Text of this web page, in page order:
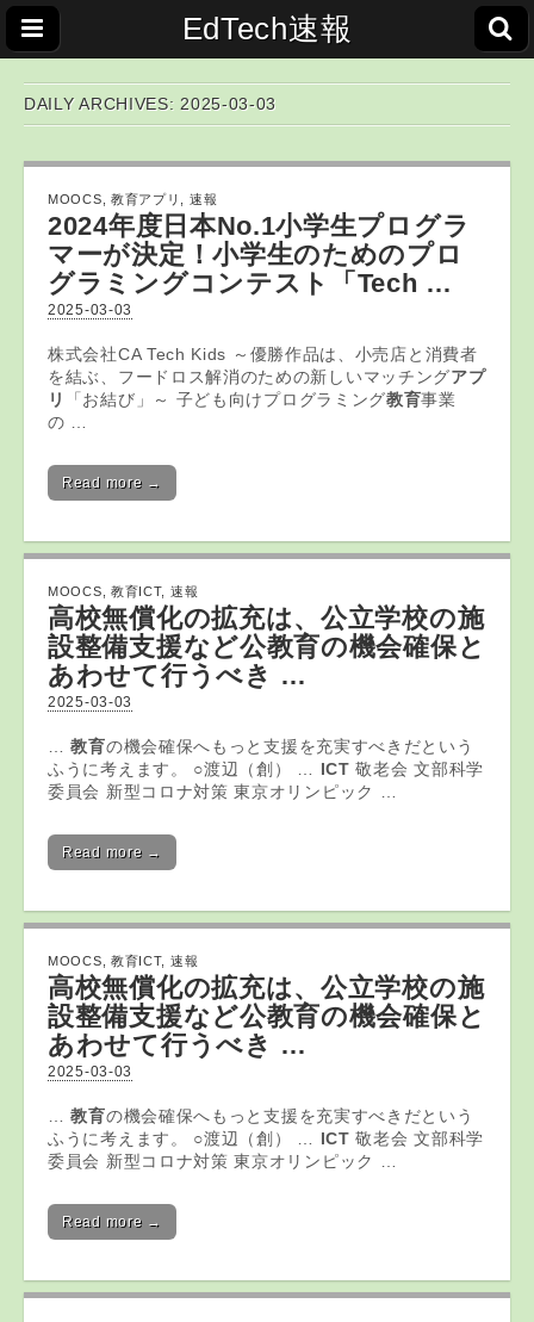
EdTech速報
DAILY ARCHIVES: 2025-03-03
MOOCS 教育アプリ 速報
2024年度日本No.1小学生プログラ
マーが決定！小学生のためのプロ
グラミングコンテスト「Tech …
2025-03-03
株式会社CA Tech Kids ～優勝作品は、小売店と消費者
を結ぶ、フードロス解消のための新しいマッチングアプ
リ
「お結び」～ 子ども向けプログラミング教育事業
の …
Read more →
MOOCS 教育ICT, 速報
高校無償化の拡充は、公立学校の施
設整備支援など公教育の機会確保と
あわせて行うべき …
2025-03-03
…教育の機会確保へもっと支援を充実すべきだという
ふうに考えます。 ○渡辺（創） … ICT 敬老会 文部科学
委員会 新型コロナ対策 東京オリンピック …
Read more →
MOOCS 教育ICT, 速報
高校無償化の拡充は、公立学校の施
設整備支援など公教育の機会確保と
あわせて行うべき …
2025-03-03
…教育の機会確保へもっと支援を充実すべきだという
ふうに考えます。 ○渡辺（創） … ICT 敬老会 文部科学
委員会 新型コロナ対策 東京オリンピック …
Read more →